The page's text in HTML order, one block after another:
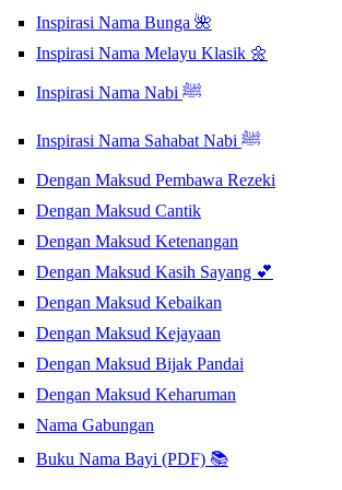
Inspirasi Nama Bunga 🌺
Inspirasi Nama Melayu Klasik 🌼
Inspirasi Nama Nabi ﷺ
Inspirasi Nama Sahabat Nabi ﷺ
Dengan Maksud Pembawa Rezeki
Dengan Maksud Cantik
Dengan Maksud Ketenangan
Dengan Maksud Kasih Sayang 💕
Dengan Maksud Kebaikan
Dengan Maksud Kejayaan
Dengan Maksud Bijak Pandai
Dengan Maksud Keharuman
Nama Gabungan
Buku Nama Bayi (PDF) 📚